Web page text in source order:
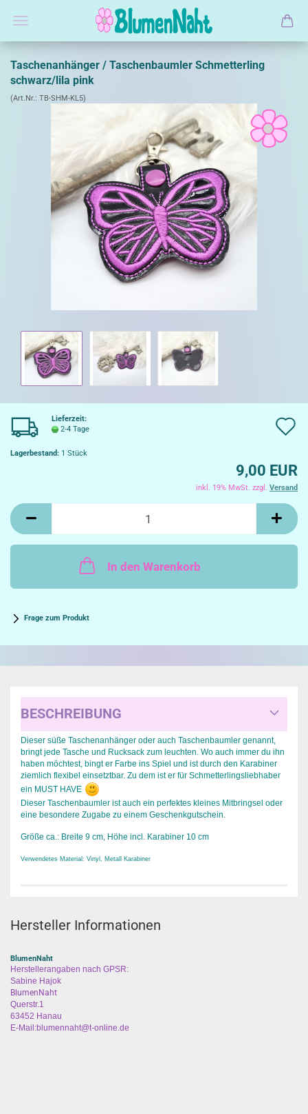
Taschenanhänger / Taschenbaumler Schmetterling
schwarz/lila pink
(Art.Nr.: TB-SHM-KL5)
Lieferzeit:
2-4 Tage
Lagerbestand: 1 Stück
9,00 EUR
inkl. 19% MwSt. zzgl. Versand
In den Warenkorb
Frage zum Produkt
BESCHREIBUNG
Dieser süße Taschenanhänger oder auch Taschenbaumler genannt,
bringt jede Tasche und Rucksack zum leuchten. Wo auch immer du ihn
haben möchtest, bingt er Farbe ins Spiel und ist durch den Karabiner
ziemlich flexibel einsetztbar. Zu dem ist er für Schmetterlingsliebhaber
ein MUST HAVE
Dieser Taschenbaumler ist auch ein perfektes kleines Mitbringsel oder
eine besondere Zugabe zu einem Geschenkgutschein.
Größe ca.: Breite 9 cm, Höhe incl. Karabiner 10 cm
Verwendetes Material: Vinyl, Metall Karabiner
Hersteller Informationen
BlumenNaht
Herstellerangaben nach GPSR:
Sabine Hajok
BlumenNaht
Querstr.1
63452 Hanau
E-Mail:blumennaht@t-online.de